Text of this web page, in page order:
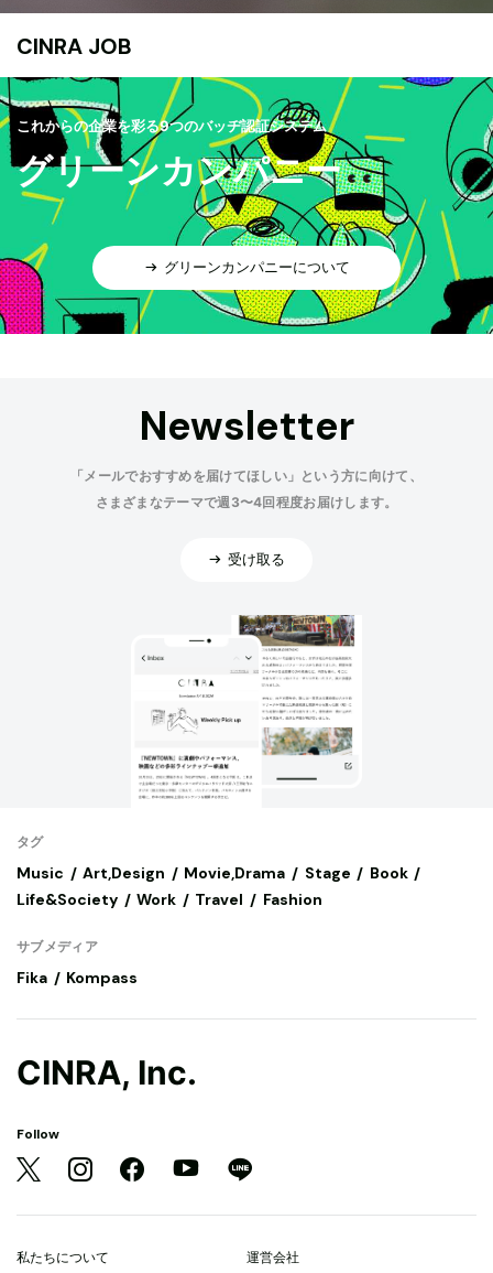
CINRA JOB
これからの企業を彩る9つのバッヂ認証システム
グリーンカンパニー
グリーンカンパニーについて
Newsletter
「メールでおすすめを届けてほしい」という方に向けて、
さまざまなテーマで週3〜4回程度お届けします。
受け取る
タグ
Music Art,Design Movie,Drama Stage
Book
Life&Society
Work Travel Fashion
サブメディア
Fika Kompass
CINRA, Inc.
Follow
私たちについて 運営会社